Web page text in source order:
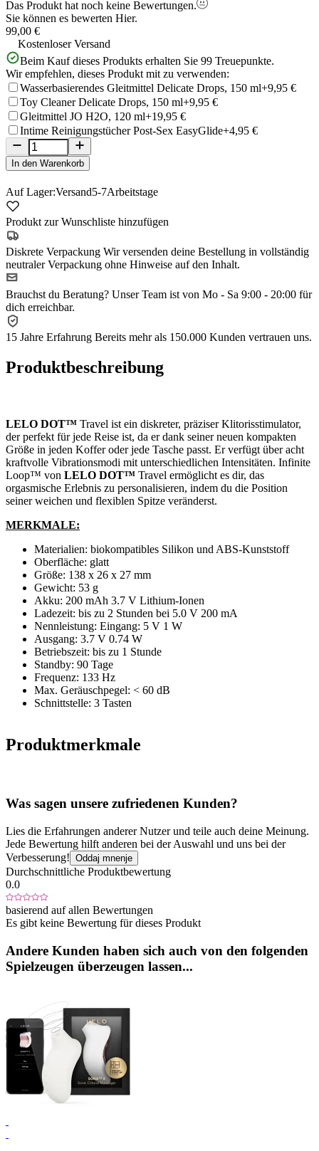
Das Produkt hat noch keine Bewertungen.
Sie können es bewerten Hier.
99,00 €
Kostenloser Versand
Beim Kauf dieses Produkts erhalten Sie 99 Treuepunkte.
Wir empfehlen, dieses Produkt mit zu verwenden:
Wasserbasierendes Gleitmittel Delicate Drops, 150 ml+9,95 €
Toy Cleaner Delicate Drops, 150 ml+9,95 €
Gleitmittel JO H2O, 120 ml+19,95 €
Intime Reinigungstücher Post-Sex EasyGlide+4,95 €
In den Warenkorb
Auf Lager:Versand5-7Arbeitstage
Produkt zur Wunschliste hinzufügen
Diskrete Verpackung Wir versenden deine Bestellung in vollständig
neutraler Verpackung ohne Hinweise auf den Inhalt.
Brauchst du Beratung? Unser Team ist von Mo - Sa 9:00 - 20:00 für
dich erreichbar.
15 Jahre Erfahrung Bereits mehr als 150.000 Kunden vertrauen uns.
Produktbeschreibung
LELO DOT™ Travel ist ein diskreter, präziser Klitorisstimulator,
der perfekt für jede Reise ist, da er dank seiner neuen kompakten
Größe in jeden Koffer oder jede Tasche passt. Er verfügt über acht
kraftvolle Vibrationsmodi mit unterschiedlichen Intensitäten. Infinite
Loop™ von LELO DOT™ Travel ermöglicht es dir, das
orgasmische Erlebnis zu personalisieren, indem du die Position
seiner weichen und flexiblen Spitze veränderst.
MERKMALE:
Materialien: biokompatibles Silikon und ABS-Kunststoff
Oberfläche: glatt
Größe: 138 x 26 x 27 mm
Gewicht: 53 g
Akku: 200 mAh 3.7 V Lithium-Ionen
Ladezeit: bis zu 2 Stunden bei 5.0 V 200 mA
Nennleistung: Eingang: 5 V 1 W
Ausgang: 3.7 V 0.74 W
Betriebszeit: bis zu 1 Stunde
Standby: 90 Tage
Frequenz: 133 Hz
Max. Geräuschpegel: < 60 dB
Schnittstelle: 3 Tasten
Produktmerkmale
Was sagen unsere zufriedenen Kunden?
Lies die Erfahrungen anderer Nutzer und teile auch deine Meinung.
Jede Bewertung hilft anderen bei der Auswahl und uns bei der
Verbesserung! Oddaj mnenje
Durchschnittliche Produktbewertung
0.0
basierend auf allen Bewertungen
Es gibt keine Bewertung für dieses Produkt
Andere Kunden haben sich auch von den folgenden
Spielzeugen überzeugen lassen...